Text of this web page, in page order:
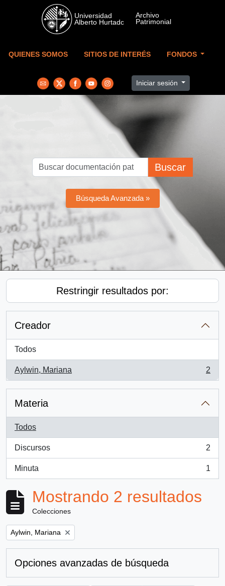
Skip to main content
QUIENES SOMOS SITIOS DE INTERÉS FONDOS
Iniciar sesión
Buscar
Búsqueda Avanzada »
Restringir resultados por:
Creador
Todos
Aylwin, Mariana
, 2 resultados
2
Materia
Todos
Discursos
, 2 resultados
2
Minuta
, 1 resultados
1
Mostrando 2 resultados
Colecciones
Remove filter:
Aylwin, Mariana
Opciones avanzadas de búsqueda